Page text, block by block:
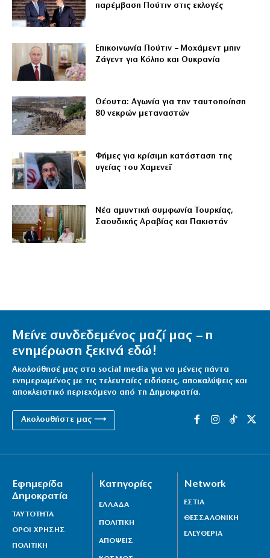
παρέμβαση Πούτιν στις εκλογές
Επικοινωνία Πούτιν – Μοχάμεντ μπιν
Ζάγεντ για Κόλπο και Ουκρανία
Θέουτα: Αγωνία για την ταυτοποίηση
80 νεκρών μεταναστών
Φήμες για κρίσιμη κατάσταση της
υγείας του Χαμενεΐ
Νέα αμυντική συμφωνία Τουρκίας,
Σαουδικής Αραβίας και Πακιστάν
Μείνε συνδεδεμένος μαζί μας – η
ενημέρωση ξεκινά εδώ!
Ακολούθησέ μας στα social media για να μένεις πάντα
ενημερωμένος με τις τελευταίες ειδήσεις, αποκαλύψεις και
αποκλειστικό περιεχόμενο από τη Δημοκρατία.
Ακολουθήστε μας ⟶
Εφημερίδα
Δημοκρατία
ΤΑΥΤΟΤΗΤΑ
ΟΡΟΙ ΧΡΗΣΗΣ
ΠΟΛΙΤΙΚΗ
Κατηγορίες
ΕΛΛΑΔΑ
ΠΟΛΙΤΙΚΗ
ΑΠΟΨΕΙΣ
Network
ΕΣΤΙΑ
ΘΕΣΣΑΛΟΝΙΚΗ
ΕΛΕΥΘΕΡΙΑ